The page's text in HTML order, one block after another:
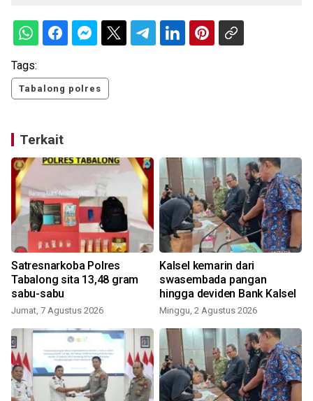
Tags:
Tabalong polres
Terkait
Satresnarkoba Polres
Tabalong sita 13,48 gram
sabu-sabu
Jumat, 7 Agustus 2026
Kalsel kemarin dari
swasembada pangan
hingga deviden Bank Kalsel
Minggu, 2 Agustus 2026